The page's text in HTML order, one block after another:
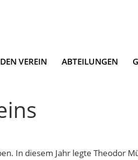
VEREIN ABTEILUNGEN
In diesem Jahr legte Theodor